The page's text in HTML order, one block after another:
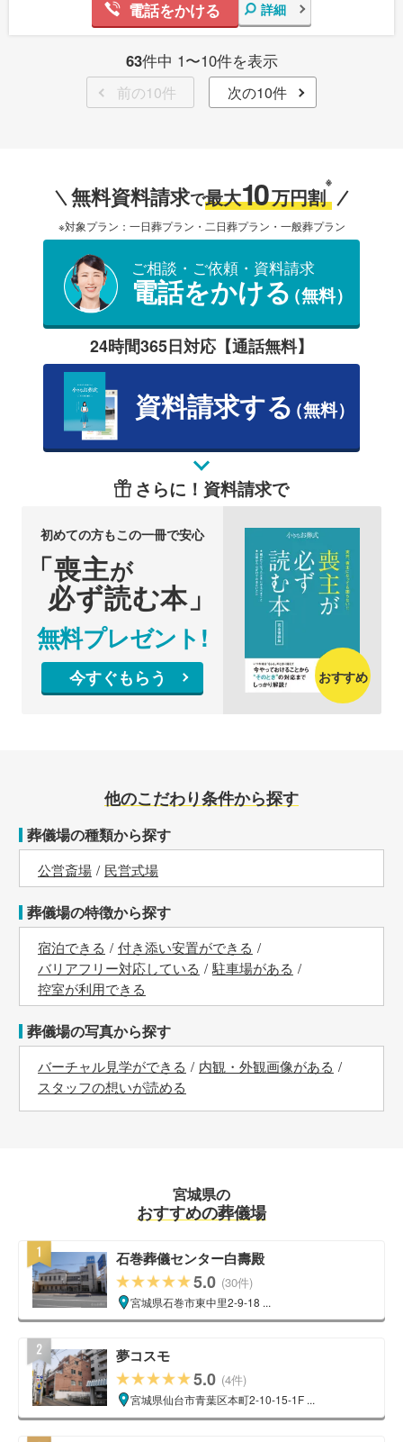
電話をかける 詳細
63件中 1〜10件を表示
前の10件 次の10件
無料資料請求で最大10万円割
※
※対象プラン：一日葬プラン・二日葬プラン・一般葬プラン
ご相談・ご依頼・資料請求
電話をかける（無料）
24時間365日対応【通話無料】
資料請求する（無料）
さらに！資料請求で
初めての方もこの一冊で安心
「喪主が
必ず読む本」
無料プレゼント!
今すぐもらう おすすめ
他のこだわり条件から探す
葬儀場の種類から探す
公営斎場 民営式場
葬儀場の特徴から探す
宿泊できる
付き添い安置ができる
バリアフリー対応している
駐車場がある
控室が利用できる
葬儀場の写真から探す
バーチャル見学ができる
内観・外観画像がある
スタッフの想いが読める
宮城県の
おすすめの葬儀場
石巻葬儀センター白壽殿
5.0 (30件)
宮城県石巻市東中里2-9-18 ...
夢コスモ
5.0 (4件)
宮城県仙台市青葉区本町2-10-15-1F ...